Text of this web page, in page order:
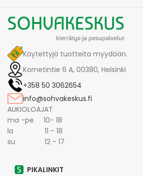
Käytettyjä tuotteita myydään.
Kornetintie 6 A, 00380, Helsinki
+358 50 3062654
info@sohvakeskus.fi
AUKIOLOAJAT
ma -pe 10- 18
la 11 - 18
su 12 - 17
PIKALINKIT